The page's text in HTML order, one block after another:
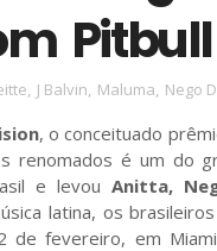
Pitbull
, J Balvin, Maluma, Nego
, o conceituado
renomados é um do
e levou Anitta,
latina, os
fevereiro, em